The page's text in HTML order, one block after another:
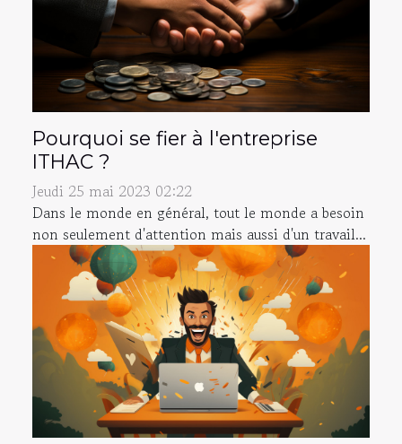
Pourquoi se fier à l'entreprise
ITHAC ?
Jeudi 25 mai 2023 02:22
Dans le monde en général, tout le monde a besoin
non seulement d'attention mais aussi d'un travail...